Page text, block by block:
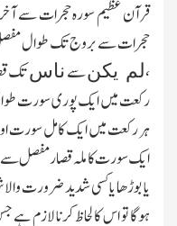
قرآن عظیم سورہ حجرات سے
حجرات سے بروج تك طوال
،لم یکنسےناستك
رکعت میں ایك پوری سورت
ہر رکعت میں ایك کامل
ایك سورت کاملہ قصار مفصل
یا بوڑھا یا کسی شدید ضرورت
ہوگا تو اس کا لحاظ کرنا لازم